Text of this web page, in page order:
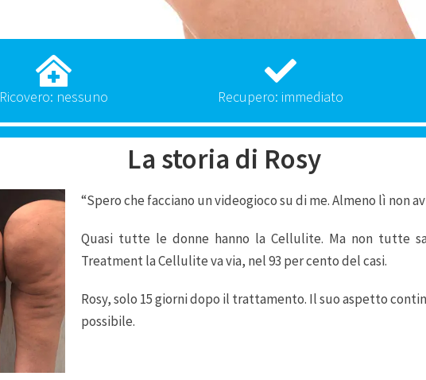
Ricovero: nessuno Recupero: immediato
La storia di Rosy
“Spero che facciano un videogioco su di me. Almeno lì non
Quasi tutte le donne hanno la Cellulite. Ma non tutte
Treatment la Cellulite va via, nel 93 per cento del casi.
Rosy, solo 15 giorni dopo il trattamento. Il suo aspetto
possibile.